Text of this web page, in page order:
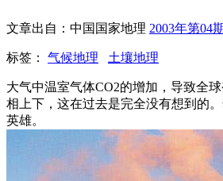
文章出自：中国国家地理 2003年第04期
标签： 气候地理 土壤地理
大气中温室气体CO2的增加，导致全
相上下，这在过去是完全没有想到的
英雄。